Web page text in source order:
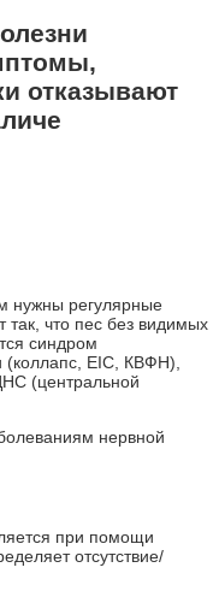
отказывают
нужны регулярные
так, что пес без видимых
синдром
(коллапс, EIC, КВФН),
(центральной
нервной
при помощи
отсутствие/